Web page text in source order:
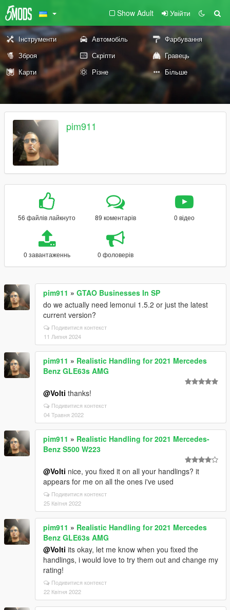
Show Adult Увійти
Інструменти Автомобіль
Фарбування
Зброя
Скріпти
Гравець
Карти
Різне Більше
pim911
56 файлів лайкнуто 89 коментарів 0 відео
0 завантаженнь 0 фоловерів
pim911 » GTAO Businesses In SP
do we actually need lemonui 1.5.2 or just the latest
current version?
Подивитися контекст
11 Липня 2024
pim911 » Realistic Handling for 2021 Mercedes
Benz GLE63s AMG
@Volti thanks!
Подивитися контекст
04 Травня 2022
pim911 » Realistic Handling for 2021 Mercedes-
Benz S500 W223
@Volti nice, you fixed it on all your handlings? it
appears for me on all the ones i've used
Подивитися контекст
25 Квітня 2022
pim911 » Realistic Handling for 2021 Mercedes
Benz GLE63s AMG
@Volti its okay, let me know when you fixed the
handlings, i would love to try them out and change my
rating!
Подивитися контекст
22 Квітня 2022